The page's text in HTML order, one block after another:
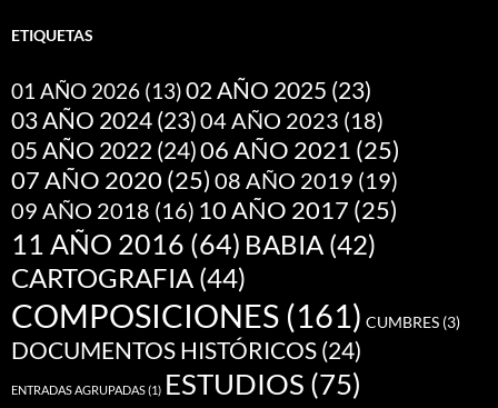
ETIQUETAS
01 AÑO 2026 (13)02 AÑO 2025 (23)
03 AÑO 2024(23)04 AÑO 2023 (18)
05 AÑO 2022 (24)06 AÑO 2021 (25)
07 AÑO 2020 (25) 08 AÑO 2019 (19)
09 AÑO 2018 (16) 10 AÑO 2017 (25)
11 AÑO 2016 (64) BABIA (42)
CARTOGRAFIA (44)
COMPOSICIONES (161) CUMBRES (3)
DOCUMENTOS HISTÓRICOS(24)
ENTRADAS AGRUPADAS(1) ESTUDIOS (75)